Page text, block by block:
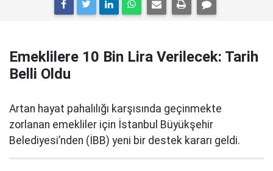
Emeklilere 10 Bin Lira Verilecek: Tarih
Belli Oldu
Artan hayat pahalılığı karşısında geçinmekte
zorlanan emekliler için İstanbul Büyükşehir
Belediyesi’nden (İBB) yeni bir destek kararı geldi.